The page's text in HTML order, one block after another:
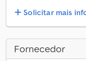
Solicitar mais
Fornecedor